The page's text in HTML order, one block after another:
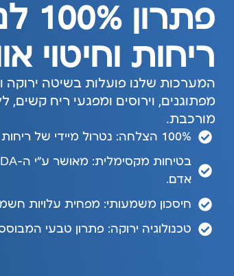
ריחות וחיטוי
המערכות שלנו פועלות בשיטה ירוקה
מפתוגנים, וירוסים ומפגעי ריח קשים,
מורכבת.
100% הצלחה: נטרול מיידי של ריחות זבל, עובש וגזים נדיפים.
אדם.
חיסכון משמעותי: מפחית עלויות
טכנולוגיה ירוקה: פתרון טבעי